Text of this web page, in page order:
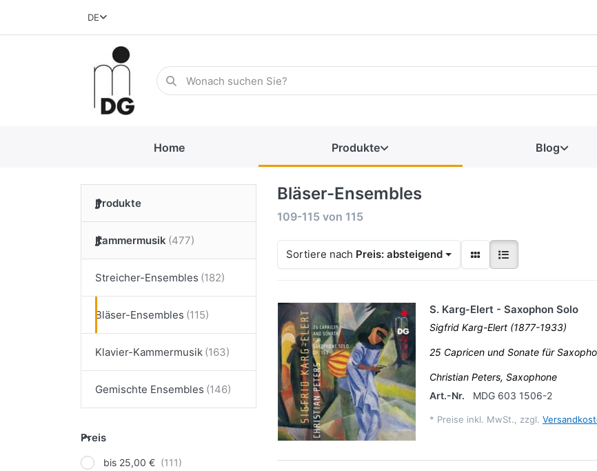
DE
Home Produkte Blog
Produkte
Kammermusik
Streicher-Ensembles
Bläser-Ensembles
Klavier-Kammermusik
Gemischte Ensembles
Preis
bis 25,00 €
Bläser-Ensembles
109-115 von 115
Sortiere nach Preis: absteigend
S. Karg-Elert - Saxophon Solo
Sigfrid Karg-Elert (1877-1933)
25 Capricen und Sonate für
Christian Peters, Saxophone
Art.-Nr.
MDG 603 1506-2
* Preise inkl. MwSt., zzgl.